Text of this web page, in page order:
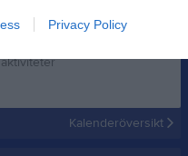
Privacy Policy
Kalenderöversikt